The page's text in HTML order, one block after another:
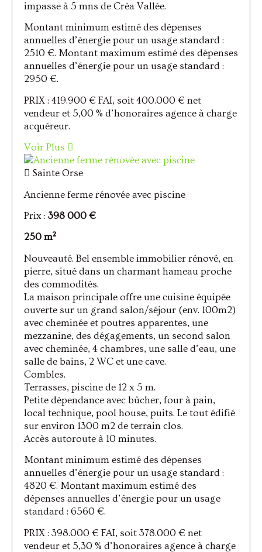
impasse à 5 mns de Créa Vallée.
Montant minimum estimé des dépenses
annuelles d’énergie pour un usage standard :
2510 €. Montant maximum estimé des dépenses
annuelles d’énergie pour un usage standard :
2950 €.
PRIX : 419.900 € FAI, soit 400.000 € net
vendeur et 5,00 % d’honoraires agence à charge
acquéreur.
Voir Plus
Sainte Orse
Ancienne ferme rénovée avec piscine
Prix : 398 000 €
250 m²
Nouveauté. Bel ensemble immobilier rénové, en
pierre, situé dans un charmant hameau proche
des commodités.
La maison principale offre une cuisine équipée
ouverte sur un grand salon/séjour (env. 100m2)
avec cheminée et poutres apparentes, une
mezzanine, des dégagements, un second salon
avec cheminée, 4 chambres, une salle d’eau, une
salle de bains, 2 WC et une cave.
Combles.
Terrasses, piscine de 12 x 5 m.
Petite dépendance avec bûcher, four à pain,
local technique, pool house, puits. Le tout édifié
sur environ 1300 m2 de terrain clos.
Accès autoroute à 10 minutes.
Montant minimum estimé des dépenses
annuelles d’énergie pour un usage standard :
4820 €. Montant maximum estimé des
dépenses annuelles d’énergie pour un usage
standard : 6560 €.
PRIX : 398.000 € FAI, soit 378.000 € net
vendeur et 5,30 % d’honoraires agence à charge